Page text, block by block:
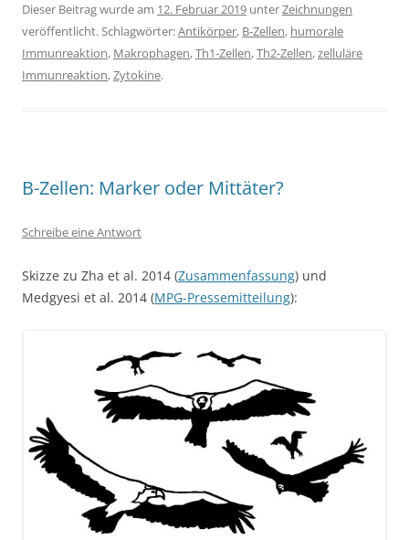
Dieser Beitrag wurde am 12. Februar 2019 unterZeichnungen
veröffentlicht. Schlagwörter:Antikörper, B-Zellen, humorale
Immunreaktion, Makrophagen,Th1-Zellen,Th2-Zellen,zelluläre
Immunreaktion,Zytokine.
B-Zellen: Marker oder Mittäter?
Schreibe eine Antwort
Skizze zu Zha et al. 2014 (Zusammenfassung) und
Medgyesi et al. 2014 (MPG-Pressemitteilung):